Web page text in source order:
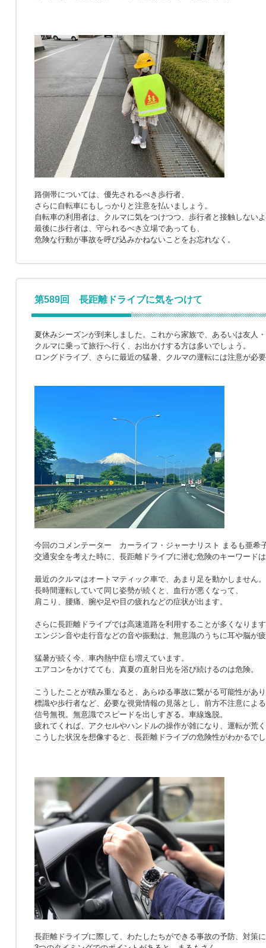
路側帯については、優先されるべき歩行者、
さらに自転車にもしっかりと注意を払いましょう。
自転車の利用者は、クルマに気をつけつつ、歩行者と接触しない
最後に歩行者は、守られるべき立場であっても、
危険な行動が事故を呼び込みかねないことをお忘れなく。
第589回 長距離ドライブに気をつけて
夏休みシーズンが到来しました。これから家族で、あるいは友人
クルマに乗って旅行へ行く、お出かけする方は多いでしょう。
ロングドライブ、さらに最近の猛暑、クルマの運転には注意が必
今回のコメンテーター カーライフ・ジャーナリスト まるも亜希
交通安全を考えた時に、長距離ドライブに潜む危険のキーワード
最近のクルマはオートマティック車で、あまり足を動かしません。
長時間運転していて同じ姿勢が続くと、血行が悪くなって、
肩こり、腰痛、腕や足や目の疲れなどの症状が出ます。
さらに長距離ドライブでは高速道路を利用することが多くなりま
エンジン音や走行音などの音や振動は、無意識のうちに耳や脳が
猛暑が続く今、車内熱中症も増えています。
エアコンをかけてても、真夏の直射日光を浴び続けるのは危険。
こうしたことが積み重なると、あらゆる事故に繋がる可能性があ
標識や歩行者など、必要な視覚情報の見落とし。前方不注意によ
信号無視。無意識でスピードを出しすぎる。車線逸脱。
疲れてくれば、アクセルやハンドルの操作が雑になり、運転が荒
こうした状況を想像すると、長距離ドライブの危険性がわかるで
長距離ドライブに際して、わたしたちができる事故の予防、対策